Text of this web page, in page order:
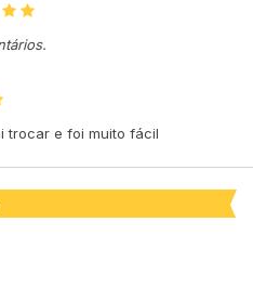
trocar e foi muito fácil